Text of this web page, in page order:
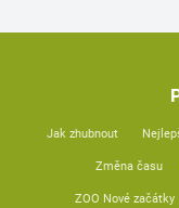
Jak zhubnout
Změna času
ZOO Nové začátky